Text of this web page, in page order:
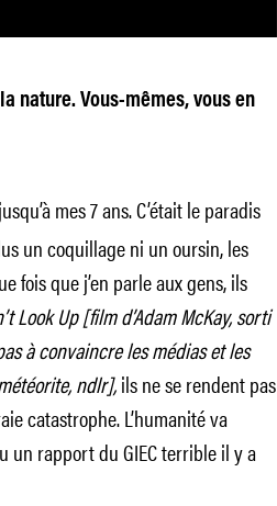
nature. Vous-mêmes, vous en
mes 7 ans. C’était le paradis
un coquillage ni un oursin, les
fois que j’en parle aux gens, ils
Look Up [film d’Adam McKay, sorti
à convaincre les médias et les
ndlr],ils ne se rendent pas
catastrophe. L’humanité va
un rapport du GIEC terrible il y a